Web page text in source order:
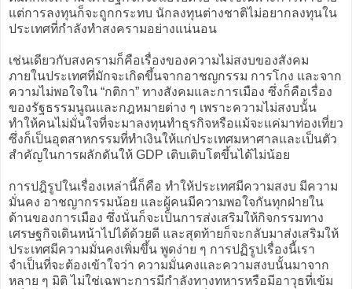
แต่การลงทุนก็จะถูกกระทบ นักลงทุนต่างชาติไม่อยากลงทุนใน
ประเทศที่กำลังทำสงครามอย่างแน่นอน
เช่นเดียวกับสงครามก็คือเรื่องของความไม่สงบของสังคม
ภายในประเทศที่มักจะเกิดขึ้นจากอาชญกรรม การโกง และจาก
ความไม่พอใจใน “กติกา” ทางสังคมและการเมือง ซึ่งก็คือเรื่อง
ของรัฐธรรมนูณและกฎหมายต่าง ๆ เพราะความไม่สงบนั้น
ทำให้คนไม่มั่นใจที่จะมาลงทุนทำธุรกิจหรือแม้จะแค่มาท่องเที่ยว
ซึ่งก็เป็นอุตสาหกรรมที่ทำเงินให้แก่ประเทศมหาศาลและเป็นตัว
สำคัญในการผลักดันให้ GDP เติบเติบโตขึ้นได้ไม่น้อย
การปฎิรูปในเรื่องเหล่านี้ก็คือ ทำให้ประเทศมีความสงบ มีความ
มั่นคง อาชญากรรมน้อย และผู้คนมีความพอใจกันทุกฝ่ายใน
ด้านของการเมือง ซึ่งนั่นก็จะเป็นการส่งเสริมให้กิจกรรมทาง
เศรษฐกิจเดินหน้าไปได้ด้วยดี และสุดท้ายก็จะกลับมาส่งเสริมให้
ประเทศมีความมั่นคงเพิ่มขึ้น พูดง่าย ๆ การปฏิรูปเรื่องนี้เรา
จำเป็นที่จะต้องเข้าใจว่า ความมั่นคงและความสงบนั้นมาจาก
หลาย ๆ มิติ ไม่ใช่เฉพาะการมีกำลังทางทหารหรือมีอาวุธที่เข้ม